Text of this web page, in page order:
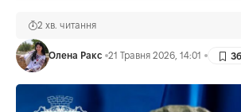
Олена Ракс 21 Травня 2026, 14:01
2 хв. читання